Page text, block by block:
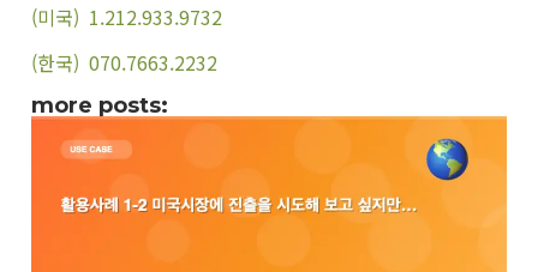
(미국) 1.212.933.9732
(한국) 070.7663.2232
more posts: